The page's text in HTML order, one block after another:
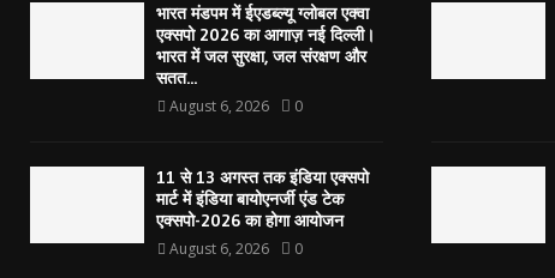
भारत मंडपम में ईएडब्ल्यू ग्लोबल एक्वा
एक्सपो 2026 का आगाज़ नई दिल्ली।
भारत में जल सुरक्षा, जल संरक्षण और
सतत...
August 6, 2026 0
11 से 13 अगस्त तक इंडिया एक्सपो
मार्ट में इंडिया बायोएनर्जी एंड टेक
एक्सपो-2026 का होगा आयोजन
August 6, 2026 0